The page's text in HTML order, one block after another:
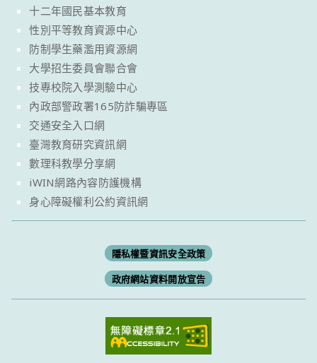
十二年國民基本教育
性別平等教育資源中心
防制學生藥濫用資源網
大學招生委員會聯合會
技專校院入學測驗中心
內政部警政署165防詐騙專區
交通安全入口網
臺灣教育研究資訊網
數理科教學分享網
iWIN網路內容防護機構
身心障礙權利公約資訊網
隱私權暨資訊安全政策
政府網站資料開放宣告